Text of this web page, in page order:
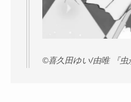
©︎喜久田ゆい/由唯 『